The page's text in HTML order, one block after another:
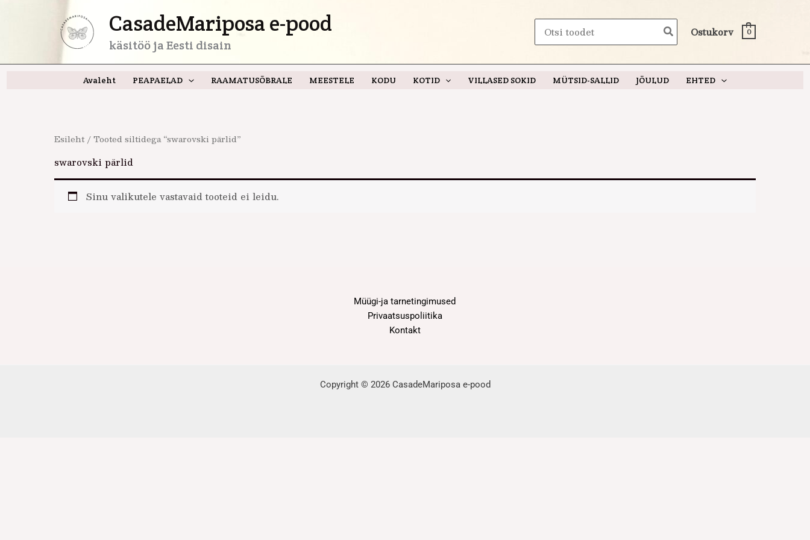
CasadeMariposa e-pood
käsitöö ja Eesti disain
Search
for:
Ostukorv 0
Avaleht PEAPAELAD RAAMATUSÕBRALE MEESTELE KODU KOTID VILLASED SOKID MÜTSID-SALLID JÕULUD EHTED
Esileht / Tooted siltidega “swarovski pärlid”
swarovski pärlid
Sinu valikutele vastavaid tooteid ei leidu.
Müügi-ja tarnetingimused
Privaatsuspoliitika
Kontakt
Copyright © 2026 CasadeMariposa e-pood